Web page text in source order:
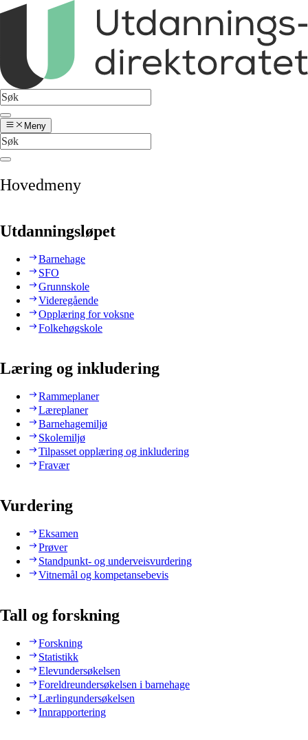
Meny
Hovedmeny
Utdanningsløpet
Barnehage
SFO
Grunnskole
Videregående
Opplæring for voksne
Folkehøgskole
Læring og inkludering
Rammeplaner
Læreplaner
Barnehagemiljø
Skolemiljø
Tilpasset opplæring og inkludering
Fravær
Vurdering
Eksamen
Prøver
Standpunkt- og underveisvurdering
Vitnemål og kompetansebevis
Tall og forskning
Forskning
Statistikk
Elevundersøkelsen
Foreldreundersøkelsen i barnehage
Lærlingundersøkelsen
Innrapportering